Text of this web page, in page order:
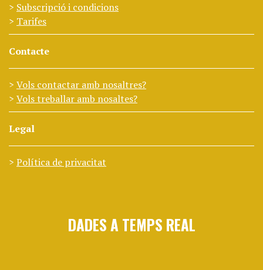
Subscripció i condicions
Tarifes
Contacte
Vols contactar amb nosaltres?
Vols treballar amb nosaltes?
Legal
Política de privacitat
DADES A TEMPS REAL